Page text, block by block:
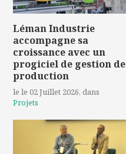
Léman Industrie
accompagne sa
croissance avec un
progiciel de gestion de
production
le le 02 Juillet 2026, dans
Projets